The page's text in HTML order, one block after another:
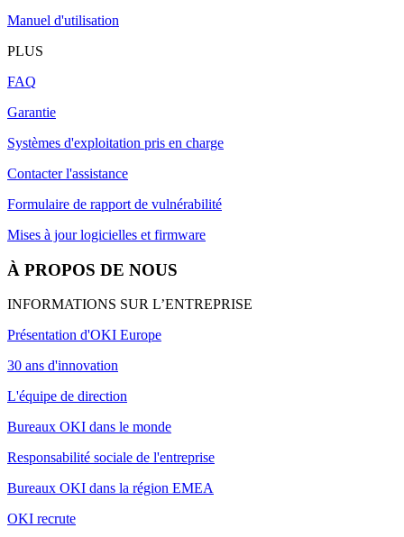
Manuel d'utilisation
PLUS
FAQ
Garantie
Systèmes d'exploitation pris en charge
Contacter l'assistance
Formulaire de rapport de vulnérabilité
Mises à jour logicielles et firmware
À PROPOS DE NOUS
INFORMATIONS SUR L’ENTREPRISE
Présentation d'OKI Europe
30 ans d'innovation
L'équipe de direction
Bureaux OKI dans le monde
Responsabilité sociale de l'entreprise
Bureaux OKI dans la région EMEA
OKI recrute